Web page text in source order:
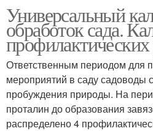
Универсальный
обработок сада.
профилактических
Ответственным периодом для
мероприятий в саду садоводы
пробуждения природы. На
проталин до образования
распределено 4